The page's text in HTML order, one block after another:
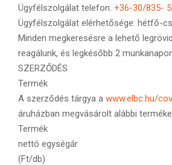
Ügyfélszolgálat telefon: +36-30/835-
Ügyfélszolgálat elérhetősége: hétfő-
Minden megkeresésre a lehető
reagálunk, és legkésőbb 2
SZERZŐDÉS
Termék
A szerződés tárgya a www.elbc.hu/
áruházban megvásárolt alábbi
Termék
nettó egységár
(Ft/db)